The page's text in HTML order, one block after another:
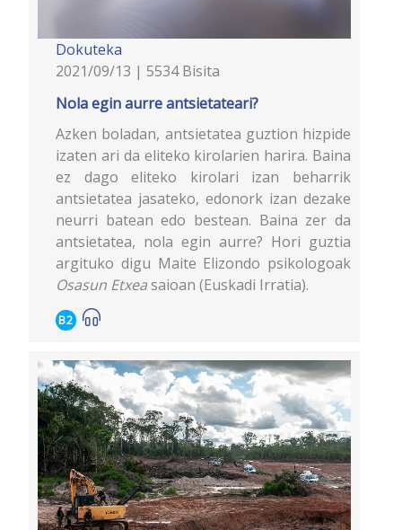
Dokuteka
2021/09/13 | 5534 Bisita
Nola egin aurre antsietateari?
Azken boladan, antsietatea guztion hizpide
izaten ari da eliteko kirolarien harira. Baina
ez dago eliteko kirolari izan beharrik
antsietatea jasateko, edonork izan dezake
neurri batean edo bestean. Baina zer da
antsietatea, nola egin aurre? Hori guztia
argituko digu Maite Elizondo psikologoak
Osasun Etxeasaioan (Euskadi Irratia).
B2